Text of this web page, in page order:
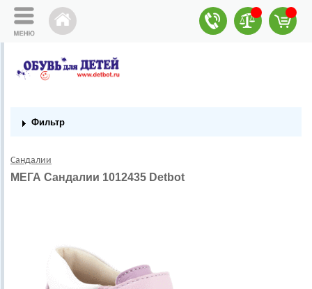
Фильтр
Сандалии
МЕГА Сандалии 1012435 Detbot